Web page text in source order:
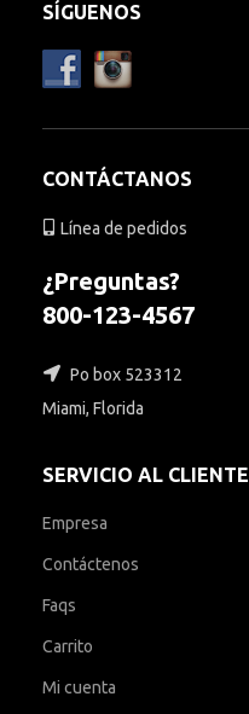
SÍGUENOS
CONTÁCTANOS
Línea de pedidos
¿Preguntas?
800-123-4567
Po box 523312
Miami, Florida
SERVICIO AL CLIENTE
Empresa
Contáctenos
Faqs
Carrito
Mi cuenta